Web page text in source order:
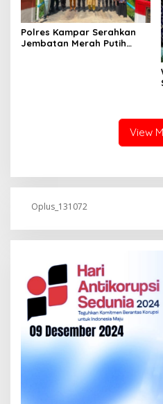
Polres Kampar Serahkan
Jembatan Merah Putih
View
Oplus_131072